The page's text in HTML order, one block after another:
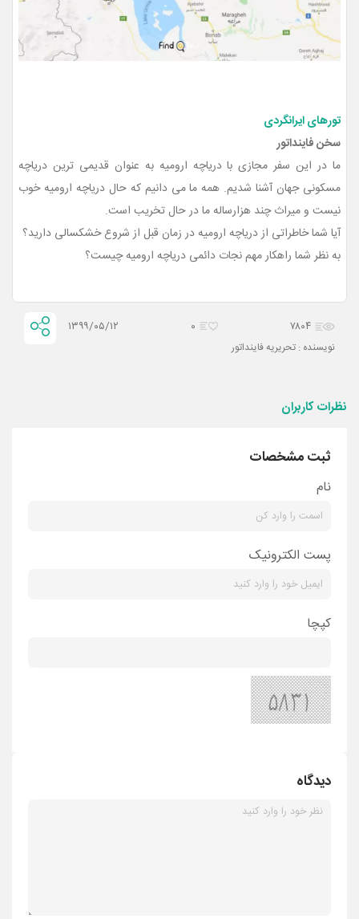
تورهای ایرانگردی
سخن فاینداتور
ما در این سفر مجازی با دریاچه ارومیه به عنوان قدیمی ترین دریاچه
مسکونی جهان آشنا شدیم. همه ما می دانیم که حال دریاچه ارومیه خوب
نیست و میراث چند هزارساله ما در حال تخریب است.
آیا شما خاطراتی از دریاچه ارومیه در زمان قبل از شروع خشکسالی دارید؟
به نظر شما راهکار مهم نجات دائمی دریاچه ارومیه چیست؟
۷۸۰۴ ۰ ۱۳۹۹/۰۵/۱۲
نویسنده : تحریریه فاینداتور
نظرات کاربران
ثبت مشخصات
نام
پست الکترونیک
کپچا
دیدگاه